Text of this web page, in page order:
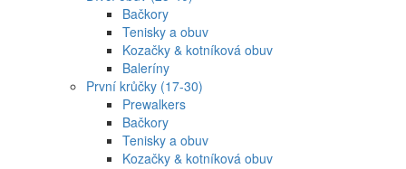
Bačkory
Tenisky a obuv
Kozačky & kotníková obuv
Baleríny
První krůčky (17-30)
Prewalkers
Bačkory
Tenisky a obuv
Kozačky & kotníková obuv